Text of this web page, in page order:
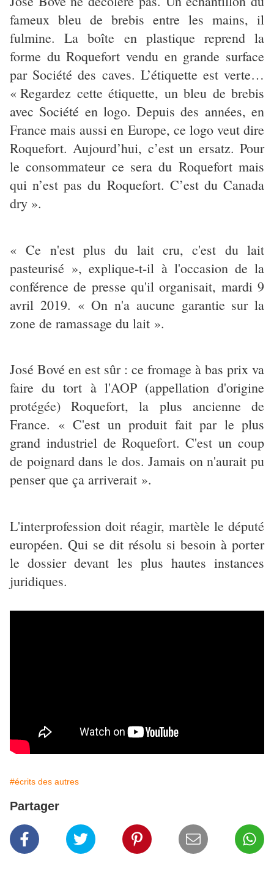
fameux bleu de brebis entre les mains, il
fulmine. La boîte en plastique reprend la
forme du Roquefort vendu en grande surface
par Société des caves. L’étiquette est verte…
« Regardez cette étiquette, un bleu de brebis
avec Société en logo. Depuis des années, en
France mais aussi en Europe, ce logo veut dire
Roquefort. Aujourd’hui, c’est un ersatz. Pour
le consommateur ce sera du Roquefort mais
qui n’est pas du Roquefort. C’est du Canada
dry ».
« Ce n'est plus du lait cru, c'est du lait
pasteurisé », explique-t-il à l'occasion de la
conférence de presse qu'il organisait, mardi 9
avril 2019. « On n'a aucune garantie sur la
zone de ramassage du lait ».
José Bové en est sûr : ce fromage à bas prix va
faire du tort à l'AOP (appellation d'origine
protégée) Roquefort, la plus ancienne de
France. « C'est un produit fait par le plus
grand industriel de Roquefort. C'est un coup
de poignard dans le dos. Jamais on n'aurait pu
penser que ça arriverait ».
L'interprofession doit réagir, martèle le député
européen. Qui se dit résolu si besoin à porter
le dossier devant les plus hautes instances
juridiques.
#écrits des autres
Partager